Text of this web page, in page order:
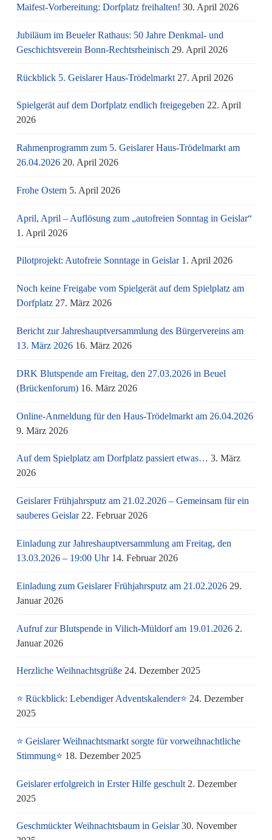
Maifest-Vorbereitung: Dorfplatz freihalten! 30. April 2026
Jubiläum im Beueler Rathaus: 50 Jahre Denkmal- und
Geschichtsverein Bonn-Rechtsrheinisch 29. April 2026
Rückblick 5. Geislarer Haus-Trödelmarkt 27. April 2026
Spielgerät auf dem Dorfplatz endlich freigegeben 22. April
2026
Rahmenprogramm zum 5. Geislarer Haus-Trödelmarkt am
26.04.2026 20. April 2026
Frohe Ostern 5. April 2026
April, April – Auflösung zum „autofreien Sonntag in Geislar“
1. April 2026
Pilotprojekt: Autofreie Sonntage in Geislar 1. April 2026
Noch keine Freigabe vom Spielgerät auf dem Spielplatz am
Dorfplatz 27. März 2026
Bericht zur Jahreshauptversammlung des Bürgervereins am
13. März 2026 16. März 2026
DRK Blutspende am Freitag, den 27.03.2026 in Beuel
(Brückenforum) 16. März 2026
Online-Anmeldung für den Haus-Trödelmarkt am 26.04.2026
9. März 2026
Auf dem Spielplatz am Dorfplatz passiert etwas… 3. März
2026
Geislarer Frühjahrsputz am 21.02.2026 – Gemeinsam für ein
sauberes Geislar 22. Februar 2026
Einladung zur Jahreshauptversammlung am Freitag, den
13.03.2026 – 19:00 Uhr 14. Februar 2026
Einladung zum Geislarer Frühjahrsputz am 21.02.2026 29.
Januar 2026
Aufruf zur Blutspende in Vilich-Müldorf am 19.01.2026 2.
Januar 2026
Herzliche Weihnachtsgrüße 24. Dezember 2025
⭐ Rückblick: Lebendiger Adventskalender⭐ 24. Dezember
2025
⭐ Geislarer Weihnachtsmarkt sorgte für vorweihnachtliche
Stimmung⭐ 18. Dezember 2025
Geislarer erfolgreich in Erster Hilfe geschult 2. Dezember
2025
Geschmückter Weihnachtsbaum in Geislar 30. November